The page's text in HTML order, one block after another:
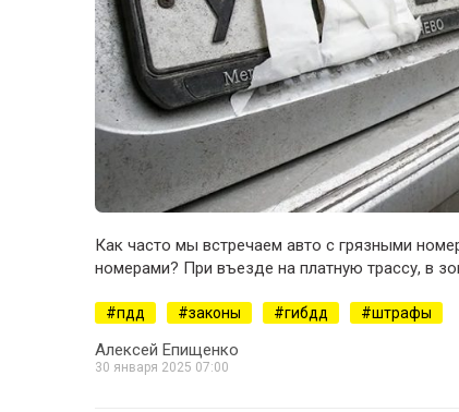
Как часто мы встречаем авто с грязными
номерами? При въезде на платную трассу, в
пдд законы гибдд штрафы
Алексей Епищенко
30 января 2025 07:00